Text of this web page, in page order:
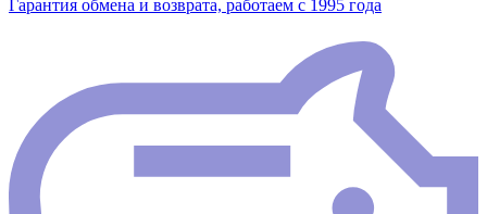
Гарантия обмена и возврата, работаем с 1995 года